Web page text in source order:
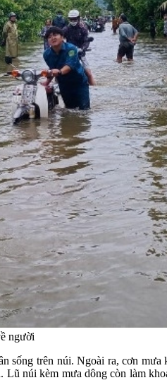
người
trên núi. Ngoài ra, cơn
núi kèm mưa dông còn làm